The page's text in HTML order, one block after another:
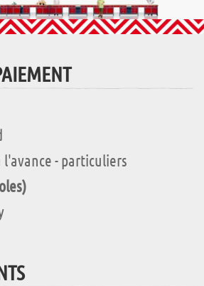
l'avance - particuliers